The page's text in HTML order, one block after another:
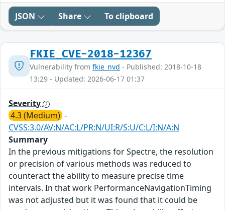
JSON Share To clipboard
FKIE_CVE-2018-12367
Vulnerability from fkie_nvd - Published: 2018-10-18
13:29 - Updated: 2026-06-17 01:37
Severity
4.3 (Medium) -
CVSS:3.0/AV:N/AC:L/PR:N/UI:R/S:U/C:L/I:N/A:N
Summary
In the previous mitigations for Spectre, the resolution
or precision of various methods was reduced to
counteract the ability to measure precise time
intervals. In that work PerformanceNavigationTiming
was not adjusted but it was found that it could be